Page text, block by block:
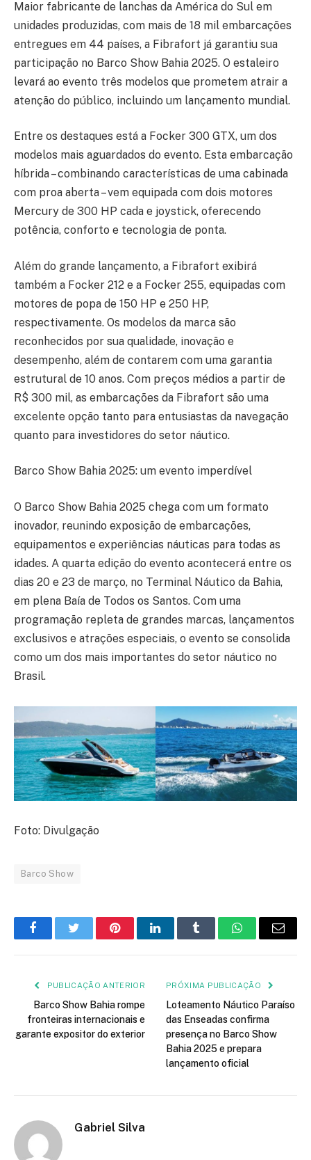
Maior fabricante de lanchas da América do Sul em
unidades produzidas, com mais de 18 mil embarcações
entregues em 44 países, a Fibrafort já garantiu sua
participação no Barco Show Bahia 2025. O estaleiro
levará ao evento três modelos que prometem atrair a
atenção do público, incluindo um lançamento mundial.
Entre os destaques está a Focker 300 GTX, um dos
modelos mais aguardados do evento. Esta embarcação
híbrida – combinando características de uma cabinada
com proa aberta – vem equipada com dois motores
Mercury de 300 HP cada e joystick, oferecendo
potência, conforto e tecnologia de ponta.
Além do grande lançamento, a Fibrafort exibirá
também a Focker 212 e a Focker 255, equipadas com
motores de popa de 150 HP e 250 HP,
respectivamente. Os modelos da marca são
reconhecidos por sua qualidade, inovação e
desempenho, além de contarem com uma garantia
estrutural de 10 anos. Com preços médios a partir de
R$ 300 mil, as embarcações da Fibrafort são uma
excelente opção tanto para entusiastas da navegação
quanto para investidores do setor náutico.
Barco Show Bahia 2025: um evento imperdível
O Barco Show Bahia 2025 chega com um formato
inovador, reunindo exposição de embarcações,
equipamentos e experiências náuticas para todas as
idades. A quarta edição do evento acontecerá entre os
dias 20 e 23 de março, no Terminal Náutico da Bahia,
em plena Baía de Todos os Santos. Com uma
programação repleta de grandes marcas, lançamentos
exclusivos e atrações especiais, o evento se consolida
como um dos mais importantes do setor náutico no
Brasil.
Foto: Divulgação
Barco Show
FacebookTwitter PinterestLinkedInTumblr WhatsApp
E-
PUBLICAÇÃO ANTERIOR
Barco Show Bahia rompe
fronteiras internacionais e
garante expositor do exterior
PRÓXIMA PUBLICAÇÃO
Loteamento Náutico Paraíso
das Enseadas confirma
presença no Barco Show
Bahia 2025 e prepara
lançamento oficial
Gabriel Silva